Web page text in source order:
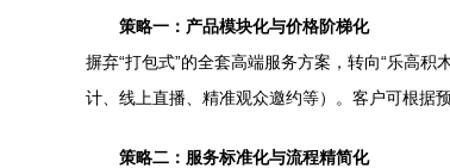
策略一：产品模块化与价格阶梯化
摒弃“打包式”的全套高端服务方案，转向“乐高
计、线上直播、精准观众邀约等）。客户可根据
策略二：服务标准化与流程精简化